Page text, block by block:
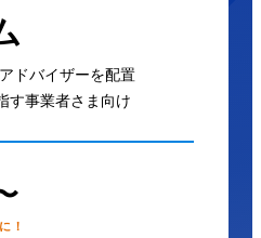
ドバイザーを配置
す事業者さま向け
！